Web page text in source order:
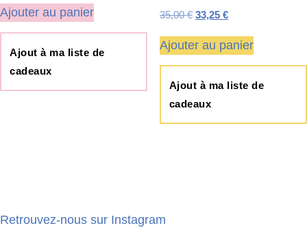
Ajouter au panier
Ajout à ma liste de
cadeaux
35,00€ Le
initial
était :
35,00 €.
33,25 €Le
actuel
est :
33,25 €.
Ajouter au panier
Ajout à ma liste de
cadeaux
Retrouvez-nous sur Instagram